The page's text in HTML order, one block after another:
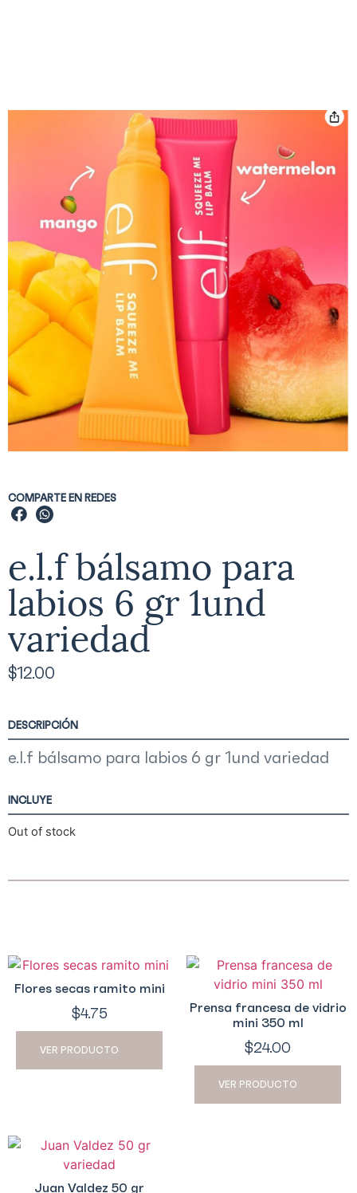
COMPARTE EN REDES
e.l.f bálsamo para
labios 6 gr 1und
variedad
$12.00
DESCRIPCIÓN
e.l.f bálsamo para labios 6 gr 1und variedad
INCLUYE
Out of stock
Flores secas ramito mini
$4.75
VER PRODUCTO
Prensa francesa de vidrio
mini 350 ml
$24.00
VER PRODUCTO
Juan Valdez 50 gr